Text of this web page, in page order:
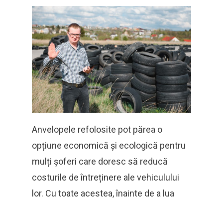
Anvelopele refolosite pot părea o
opțiune economică și ecologică pentru
mulți șoferi care doresc să reducă
costurile de întreținere ale vehiculului
lor. Cu toate acestea, înainte de a lua